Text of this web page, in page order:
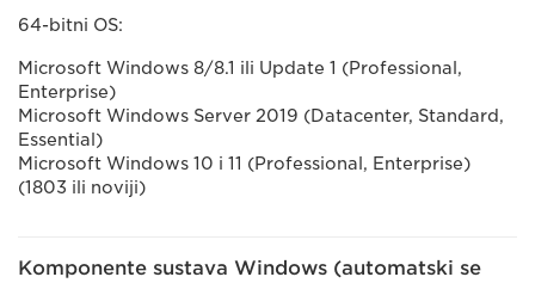
64-bitni OS:
Microsoft Windows 8/8.1 ili Update 1 (Professional,
Enterprise)
Microsoft Windows Server 2019 (Datacenter, Standard,
Essential)
Microsoft Windows 10 i 11 (Professional, Enterprise)
(1803 ili noviji)
Komponente sustava Windows (automatski se